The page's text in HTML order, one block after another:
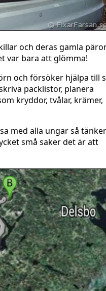
och deras gamla
var bara att glömma!
och försöker hjälpa till
packlistor, planera
kryddor, tvålar, krämer,
med alla ungar så tänker
små saker det är att